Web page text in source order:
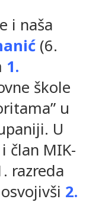
i naša
(6.
1.
škole
u
U
član MIK-
razreda
2.